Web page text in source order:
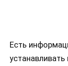
Есть